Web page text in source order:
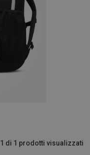
1 di 1 prodotti visualizzati